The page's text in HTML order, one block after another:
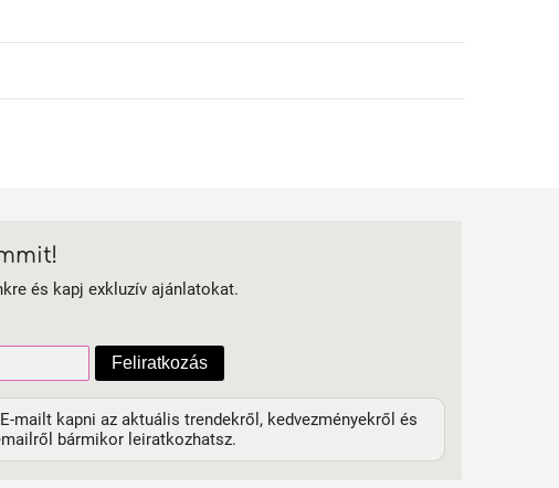
és kapj exkluzív ajánlatokat.
Feliratkozás
mailt kapni az aktuális trendekről, kedvezményekről és
bármikor leiratkozhatsz.